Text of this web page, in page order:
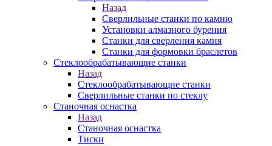
Назад
Сверлильные станки по камню
Установки алмазного бурения
Станки для сверления камня
Станки для формовки браслетов
Стеклообрабатывающие станки
Назад
Стеклообрабатывающие станки
Сверлильные станки по стеклу
Станочная оснастка
Назад
Станочная оснастка
Тиски